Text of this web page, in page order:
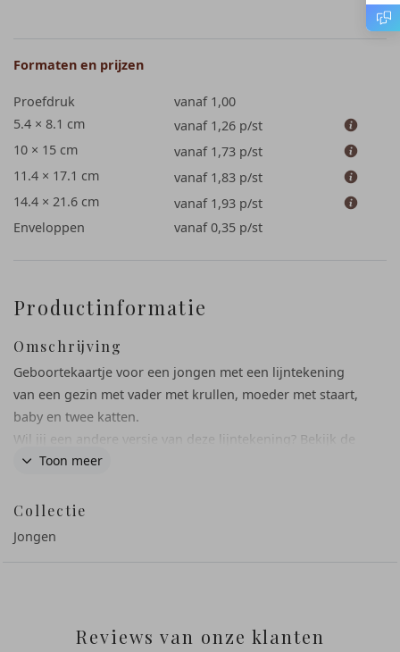
Formaten en prijzen
Proefdruk
vanaf 1,00
5.4 × 8.1 cm
vanaf 1,26 p/st
10 × 15 cm
vanaf 1,73 p/st
11.4 × 17.1 cm
vanaf 1,83 p/st
14.4 × 21.6 cm
vanaf 1,93 p/st
Enveloppen
vanaf 0,35 p/st
Productinformatie
Omschrijving
Geboortekaartje voor een jongen met een lijntekening
van een gezin met vader met krullen, moeder met staart,
baby en twee katten.
Wil jij een andere versie van deze lijntekening? Bekijk de
andere illustraties onder de afbeeldingen 'Lijntekeningen
Toon meer
Collectie
Jongen
Reviews van onze klanten